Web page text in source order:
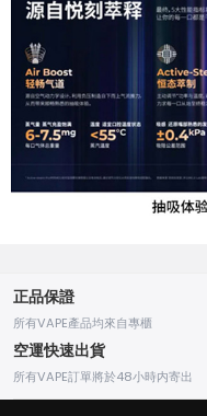
正品保證
所有VAPE產品均來自專櫃
空運快速出貨
所有VAPE訂單將於48小時内寄出